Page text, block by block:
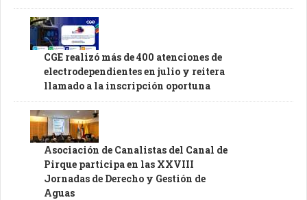
CGE realizó más de 400 atenciones de
electrodependientes en julio y reitera
llamado a la inscripción oportuna
Asociación de Canalistas del Canal de
Pirque participa en las XXVIII
Jornadas de Derecho y Gestión de
Aguas